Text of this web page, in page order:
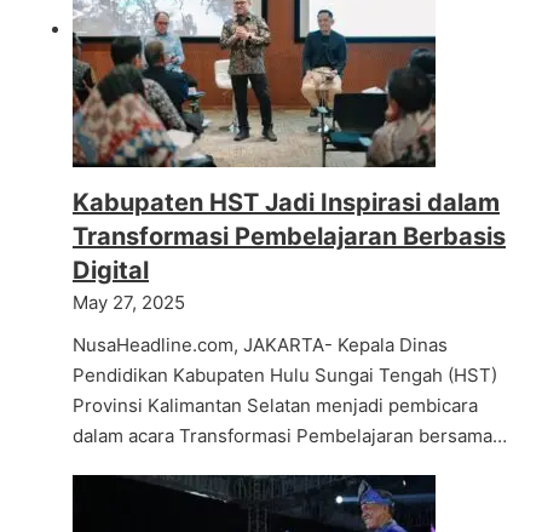
Kabupaten HST Jadi Inspirasi dalam
Transformasi Pembelajaran Berbasis
Digital
May 27, 2025
NusaHeadline.com, JAKARTA- Kepala Dinas
Pendidikan Kabupaten Hulu Sungai Tengah (HST)
Provinsi Kalimantan Selatan menjadi pembicara
dalam acara Transformasi Pembelajaran bersama…